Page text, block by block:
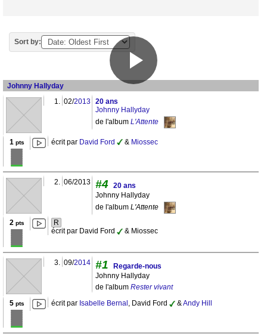
Sort by:
Johnny Hallyday
1.
02/2013
20 ans
Johnny Hallyday
de l'album L'Attente
1 pts écrit par David Ford & Miossec
2. 06/2013 #4 20 ans
Johnny Hallyday
de l'album L'Attente
2pts
R
écrit par David Ford
& Miossec
3. 09/2014 #1
Regarde-nous
Johnny Hallyday
de l'album Rester vivant
5pts écrit par Isabelle Bernal , David Ford &Andy Hill